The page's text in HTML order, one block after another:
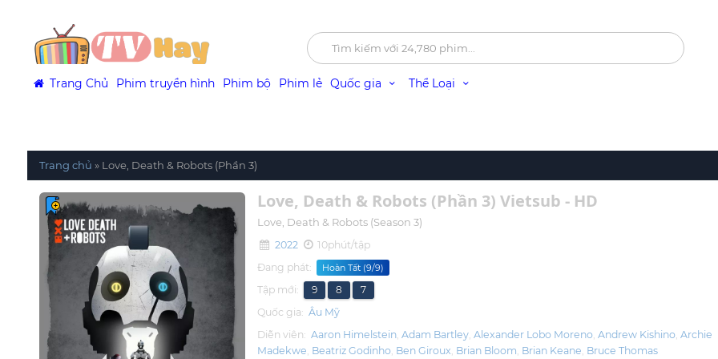
Trang Chủ Phim truyền hình Phim bộ Phim lẻ Quốc gia Thể Loại
Trang chủ » Love, Death & Robots (Phần 3)
Love, Death & Robots (Phần 3) Vietsub - HD
Love, Death & Robots (Season 3)
2022
10phút/tập
Đang phát:
Hoàn Tất (9/9)
Tập mới: 9 8
7
Quốc gia: Âu Mỹ
Diễn viên: Aaron Himelstein Adam Bartley Alexander Lobo Moreno Andrew Kishino Archie
Madekwe Beatriz Godinho Ben Giroux Brian Bloom Brian Keane Bruce Thomas